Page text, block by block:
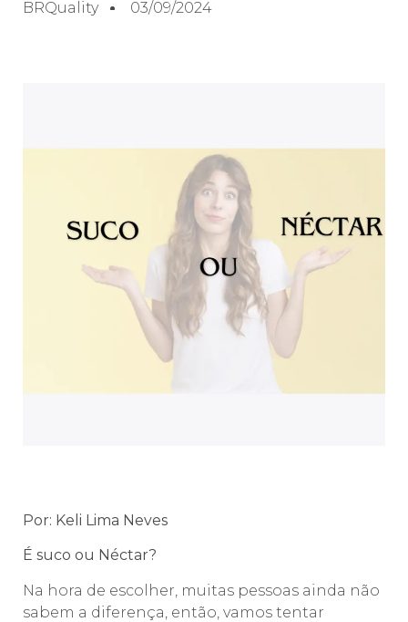
BRQuality 03/09/2024
Por: Keli Lima Neves
É suco ou Néctar?
Na hora de escolher, muitas pessoas ainda não
sabem a diferença, então, vamos tentar